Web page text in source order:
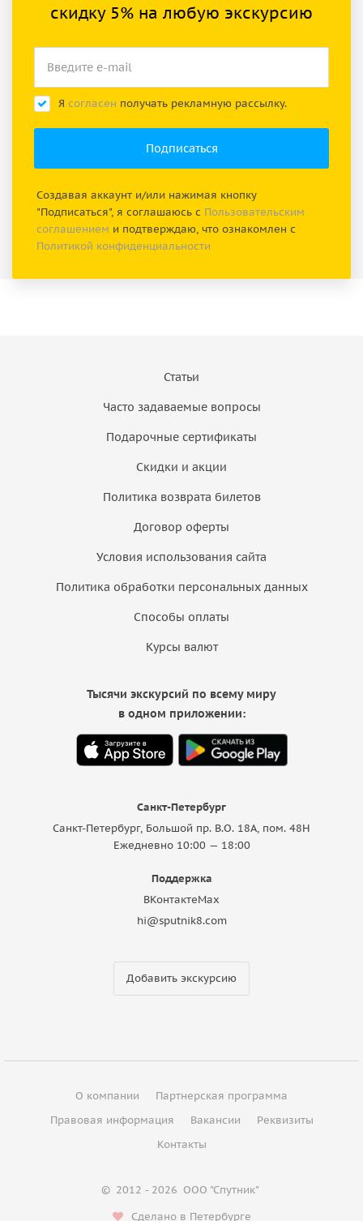
скидку 5% на любую экскурсию
Я согласен получать рекламную рассылку.
Создавая аккаунт и/или нажимая кнопку
"Подписаться", я соглашаюсь с Пользовательским
соглашением и подтверждаю, что ознакомлен с
Политикой конфиденциальности
Статьи
Часто задаваемые вопросы
Подарочные сертификаты
Скидки и акции
Политика возврата билетов
Договор оферты
Условия использования сайта
Политика обработки персональных данных
Способы оплаты
Курсы валют
Санкт-Петербург
Санкт-Петербург, Большой пр. В.О. 18A, пом. 48Н
Ежедневно 10:00 — 18:00
Поддержка
ВКонтактеMax
hi@sputnik8.com
Добавить экскурсию
Тысячи экскурсий по всему миру
в одном приложении:
О компании
Партнерская программа
Правовая информация
Вакансии
Реквизиты
Контакты
© 2012 - 2026 ООО "Спутник"
Сделано в Петербурге